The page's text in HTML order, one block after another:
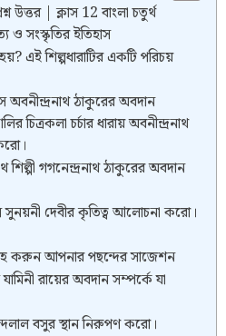
উত্তর | ক্লাস 12 বাংলা চতুর্থ
ও সংস্কৃতির ইতিহাস
এই শিল্পধারাটির একটি পরিচয়
অবনীন্দ্রনাথ ঠাকুরের অবদান
চর্চার ধারায় অবনীন্দ্রনাথ
শিল্পী গগনেন্দ্রনাথ ঠাকুরের অবদান
সুনয়নী দেবীর কৃতিত্ব আলোচনা করো।
করুন আপনার পছন্দের সাজেশন
রায়ের অবদান সম্পর্কে যা
নন্দলাল বসুর স্থান নিরুপণ করো।